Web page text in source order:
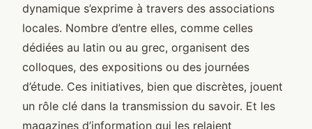
dynamique s’exprime à travers des associations
locales. Nombre d’entre elles, comme celles
dédiées au latin ou au grec, organisent des
colloques, des expositions ou des journées
d’étude. Ces initiatives, bien que discrètes, jouent
un rôle clé dans la transmission du savoir. Et les
magazines d’information qui les relaient